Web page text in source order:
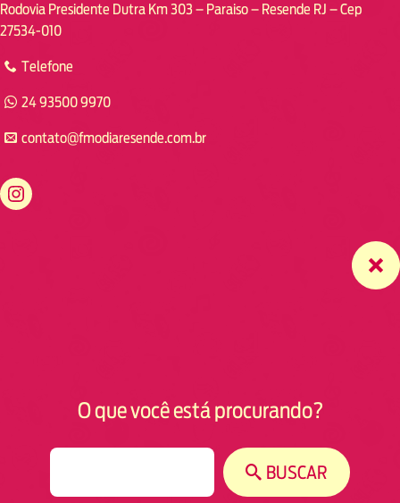
Rodovia Presidente Dutra Km 303 – Paraiso – Resende RJ – Cep
27534-010
Telefone
24 93500 9970
contato@fmodiaresende.com.br
https://www.instagram.com/fmodiaresende
O que você está procurando?
BUSCAR